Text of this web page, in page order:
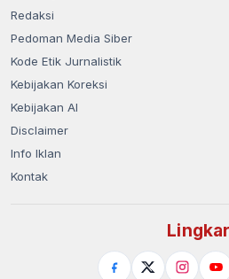
Redaksi
Pedoman Media Siber
Kode Etik Jurnalistik
Kebijakan Koreksi
Kebijakan AI
Disclaimer
Info Iklan
Kontak
Lingkar